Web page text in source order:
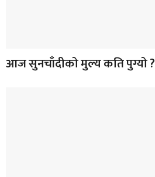
आज सुनचाँदीको मुल्य कति पुग्यो ?